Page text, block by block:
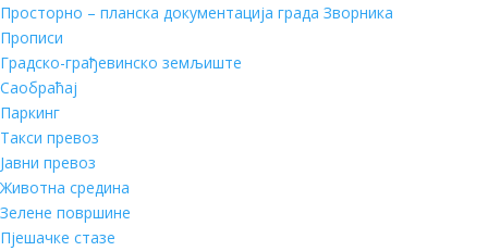
Просторно – планска документација града Зворника
Прописи
Градско-грађевинско земљиште
Саобраћај
Паркинг
Такси превоз
Јавни превоз
Животна средина
Зелене површине
Пјешачке стазе